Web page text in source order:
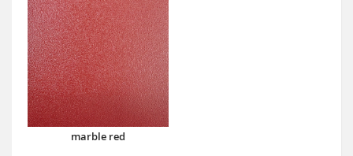
marble red